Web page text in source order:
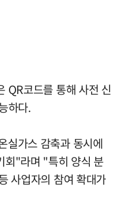
QR코드를 통해 사전 신
하다.
실가스 감축과 동시에
회"라며 "특히 양식 분
사업자의 참여 확대가